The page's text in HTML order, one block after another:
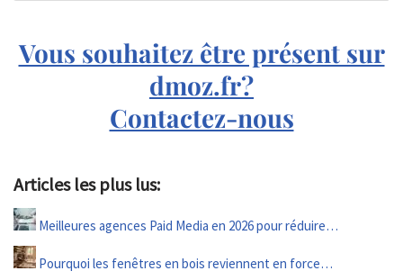
Vous souhaitez être présent sur
dmoz.fr?
Contactez-nous
Articles les plus lus:
Meilleures agences Paid Media en 2026 pour réduire…
Pourquoi les fenêtres en bois reviennent en force…